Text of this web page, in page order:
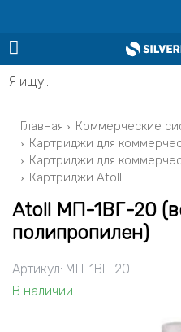
Я ищу…
Главная
Коммерческие
Картриджи для
Картриджи для
Картриджи Atoll
Atoll МП-1ВГ-20
полипропилен)
Артикул: МП-1BГ-20
В наличии